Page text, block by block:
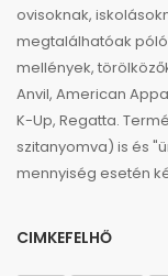
ovisoknak,
megtalálhatóak
mellények,
Anvil, American
K-Up, Regatta.
szitanyomva) is és
mennyiség esetén
CIMKEFELHŐ